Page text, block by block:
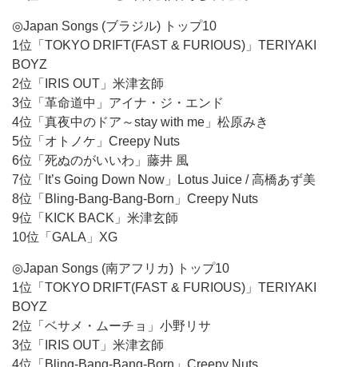
◎Japan Songs (ブラジル) トップ10
1位「TOKYO DRIFT(FAST & FURIOUS)」TERIYAKI
BOYZ
2位「IRIS OUT」米津玄師
3位「革命道中」アイナ・ジ・エンド
4位「真夜中のドア～stay with me」松原みき
5位「オトノケ」Creepy Nuts
6位「死ぬのがいいわ」藤井 風
7位「It’s Going Down Now」Lotus Juice / 高橋あず美
8位「Bling-Bang-Bang-Born」Creepy Nuts
9位「KICK BACK」米津玄師
10位「GALA」XG
◎Japan Songs (南アフリカ) トップ10
1位「TOKYO DRIFT(FAST & FURIOUS)」TERIYAKI
BOYZ
2位「ベサメ・ムーチョ」小野リサ
3位「IRIS OUT」米津玄師
4位「Bling-Bang-Bang-Born」Creepy Nuts